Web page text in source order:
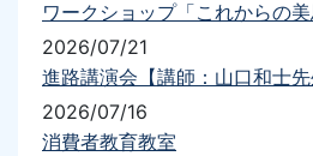
2026/07/21
2026/07/16
消費者教育教室